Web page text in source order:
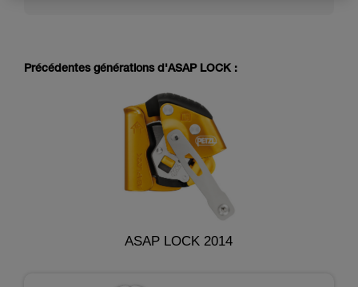
Précédentes générations d'ASAP LOCK :
ASAP LOCK 2014